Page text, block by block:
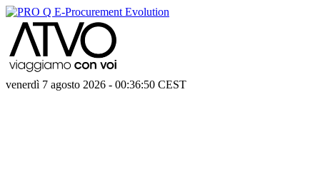
venerdì 7 agosto 2026 - 00:36:50 CEST